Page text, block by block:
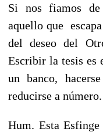
Si nos fiamos
aquello que
del deseo del
Escribir la tesis es
un banco,
reducirse a número.
Hum. Esta